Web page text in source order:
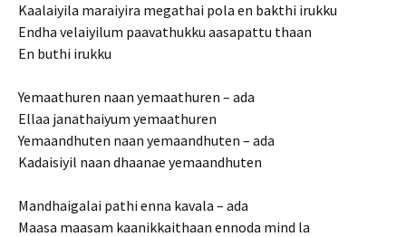
Kaalaiyila maraiyira megathai pola en bakthi irukku
Endha velaiyilum paavathukku aasapattu thaan
En buthi irukku
Yemaathuren naan yemaathuren – ada
Ellaa janathaiyum yemaathuren
Yemaandhuten naan yemaandhuten – ada
Kadaisiyil naan dhaanae yemaandhuten
Mandhaigalai pathi enna kavala – ada
Maasa maasam kaanikkaithaan ennoda mind la